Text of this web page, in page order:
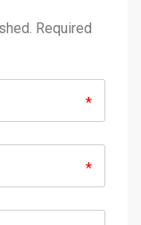
Required
*
*